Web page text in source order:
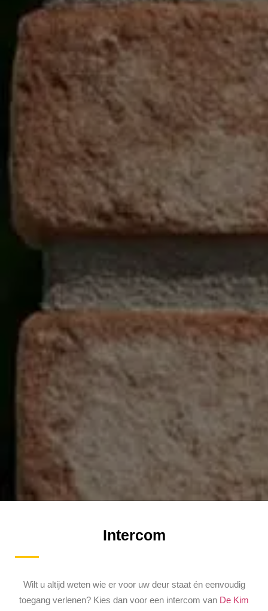
Intercom
Wilt u altijd weten wie er voor uw deur staat én eenvoudig
toegang verlenen? Kies dan voor een intercom van De Kim